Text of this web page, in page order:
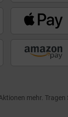
mehr. Tragen